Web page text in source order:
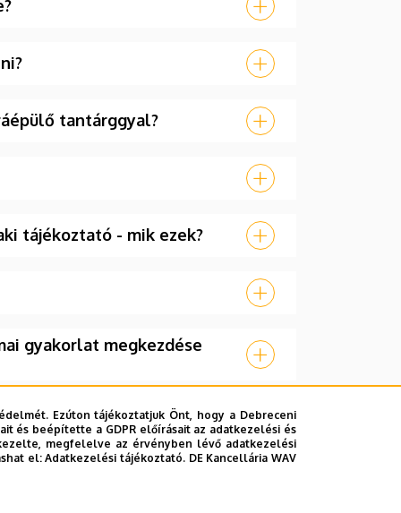
tantárggyal?
tájékoztató - mik ezek?
gyakorlat megkezdése
Ezúton tájékoztatjuk Önt, hogy a Debreceni
és beépítette a GDPR előírásait az adatkezelési és
megfelelve az érvényben lévő adatkezelési
el:Adatkezelési tájékoztató. DE Kancellária WAV